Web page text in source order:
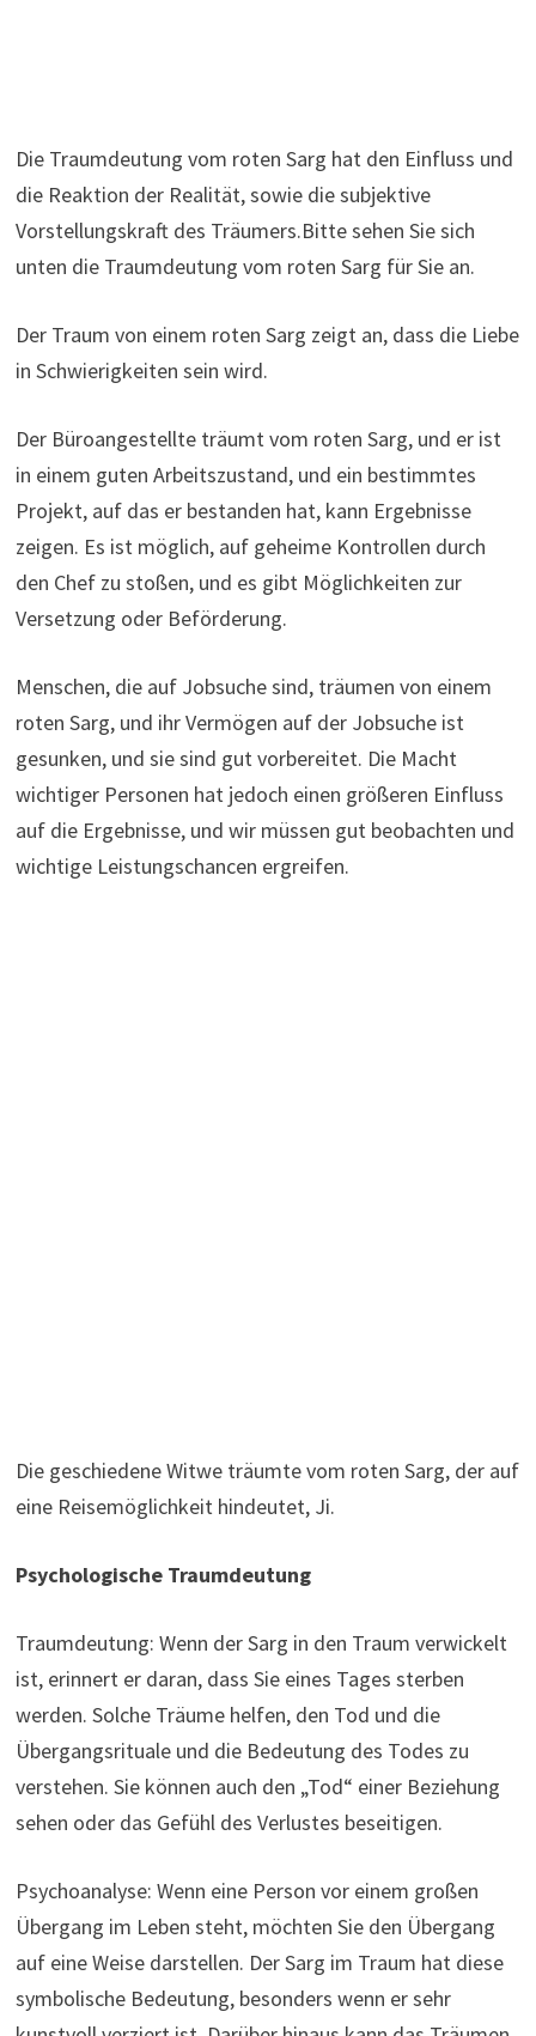
Die Traumdeutung vom roten Sarg hat den Einfluss und
die Reaktion der Realität, sowie die subjektive
Vorstellungskraft des Träumers.Bitte sehen Sie sich
unten die Traumdeutung vom roten Sarg für Sie an.
Der Traum von einem roten Sarg zeigt an, dass die Liebe
in Schwierigkeiten sein wird.
Der Büroangestellte träumt vom roten Sarg, und er ist
in einem guten Arbeitszustand, und ein bestimmtes
Projekt, auf das er bestanden hat, kann Ergebnisse
zeigen. Es ist möglich, auf geheime Kontrollen durch
den Chef zu stoßen, und es gibt Möglichkeiten zur
Versetzung oder Beförderung.
Menschen, die auf Jobsuche sind, träumen von einem
roten Sarg, und ihr Vermögen auf der Jobsuche ist
gesunken, und sie sind gut vorbereitet. Die Macht
wichtiger Personen hat jedoch einen größeren Einfluss
auf die Ergebnisse, und wir müssen gut beobachten und
wichtige Leistungschancen ergreifen.
Die geschiedene Witwe träumte vom roten Sarg, der auf
eine Reisemöglichkeit hindeutet, Ji.
Psychologische Traumdeutung
Traumdeutung: Wenn der Sarg in den Traum verwickelt
ist, erinnert er daran, dass Sie eines Tages sterben
werden. Solche Träume helfen, den Tod und die
Übergangsrituale und die Bedeutung des Todes zu
verstehen. Sie können auch den „Tod“ einer Beziehung
sehen oder das Gefühl des Verlustes beseitigen.
Psychoanalyse: Wenn eine Person vor einem großen
Übergang im Leben steht, möchten Sie den Übergang
auf eine Weise darstellen. Der Sarg im Traum hat diese
symbolische Bedeutung, besonders wenn er sehr